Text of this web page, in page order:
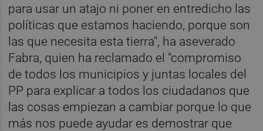
para usar un atajo ni poner en entredicho las
políticas que estamos haciendo, porque son
las que necesita esta tierra", ha aseverado
Fabra, quien ha reclamado el "compromiso
de todos los municipios y juntas locales del
PP para explicar a todos los ciudadanos que
las cosas empiezan a cambiar porque lo que
más nos puede ayudar es demostrar que